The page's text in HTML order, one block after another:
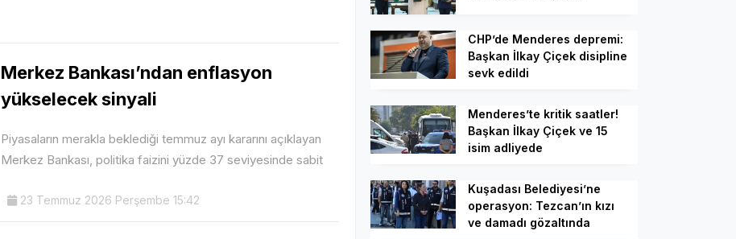
Merkez Bankası’ndan enflasyon
yükselecek sinyali
Piyasaların merakla beklediği temmuz ayı kararını açıklayan
Merkez Bankası, politika faizini yüzde 37 seviyesinde sabit
23 Temmuz 2026 Perşembe 15:42
CHP’de Menderes depremi:
Başkan İlkay Çiçek disipline
sevk edildi
Menderes’te kritik saatler!
Başkan İlkay Çiçek ve 15
isim adliyede
Kuşadası Belediyesi’ne
operasyon: Tezcan’ın kızı
ve damadı gözaltında